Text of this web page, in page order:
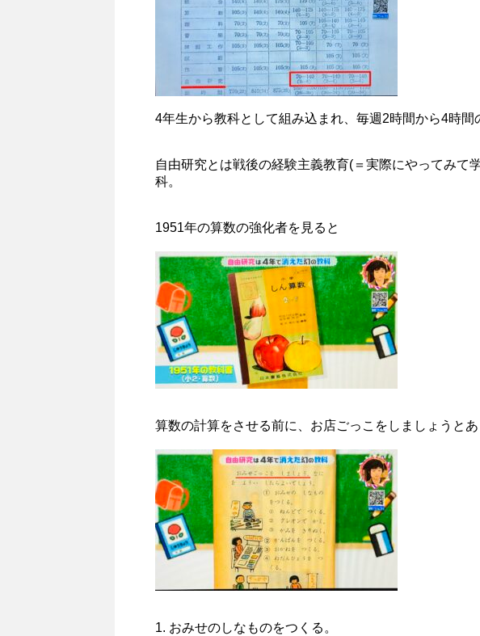
4年生から教科として組み込まれ、毎週2時間から4時間
自由研究とは戦後の経験主義教育(＝実際にやってみて
科。
1951年の算数の強化者を見ると
算数の計算をさせる前に、お店ごっこをしましょうとあ
1. おみせのしなものをつくる。